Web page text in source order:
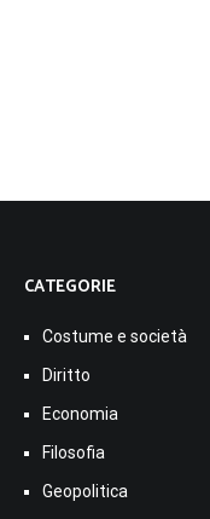
CATEGORIE
Costume e società
Diritto
Economia
Filosofia
Geopolitica